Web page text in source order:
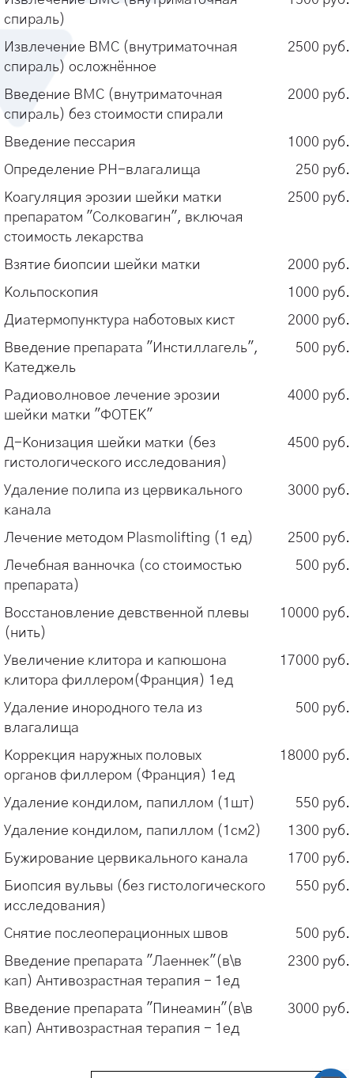
обследований.
Если вы планируете беременность,
сообщите об этом. Такой подход поможет
провести необходимые обследования и
дать рекомендации по подготовке к
зачатию.
симптомов.
Регулярные визиты позволяют своевременно
выявить и предотвратить развитие серьезных
заболеваний; контролировать состояние
репродуктивной системы; получать
планированию семьи; проходить скрининговые
обследования (например, мазок на
онкоцитологию).
Запишитесь на консультацию в «АРТМЕД» в
— залог хорошего самочувствия и высокого
качества жизни.
Для записи на прием позвоните по телефону
или воспользуйтесь формой онлайн-записи на
нашем сайте. Опытные врачи-гинекологи
нашей клиники готовы оказать вам
квалифицированную медицинскую помощь.
Доверьте заботу о себе профессионалам!
Записаться на консультацию к гинекологу в
Казани — это первый шаг к крепкому здоровью и
хорошему самочувствию. Помните, что
профилактика всегда лучше лечения, поэтому
не пренебрегайте регулярными осмотрами у
гинеколога.
спираль)
Извлечение ВМС (внутриматочная
спираль) осложнённое
2500 руб.
Введение ВМС (внутриматочная
спираль) без стоимости спирали
2000 руб.
Введение пессария
1000 руб.
Определение РН-влагалища
250 руб.
Коагуляция эрозии шейки матки
препаратом "Солковагин", включая
стоимость лекарства
2500 руб.
Взятие биопсии шейки матки
2000 руб.
Кольпоскопия
1000 руб.
Диатермопунктура наботовых кист
2000 руб.
Введение препарата "Инстиллагель",
Катеджель
500 руб.
Радиоволновое лечение эрозии
шейки матки "ФОТЕК"
4000 руб.
Д-Конизация шейки матки (без
гистологического исследования)
4500 руб.
Удаление полипа из цервикального
канала
3000 руб.
Лечение методом Plasmolifting (1 ед)
2500 руб.
Лечебная ванночка (со стоимостью
препарата)
500 руб.
Восстановление девственной плевы
(нить)
10000 руб.
Увеличение клитора и капюшона
клитора филлером(Франция) 1ед
17000 руб.
Удаление инородного тела из
влагалища
500 руб.
Коррекция наружных половых
органов филлером (Франция) 1ед
18000 руб.
Удаление кондилом, папиллом (1шт)
550 руб.
Удаление кондилом, папиллом (1см2)
1300 руб.
Бужирование цервикального канала
1700 руб.
Биопсия вульвы (без гистологического
исследования)
550 руб.
Снятие послеоперационных швов
500 руб.
Введение препарата "Лаеннек"(в\в
кап) Антивозрастная терапия - 1ед
2300 руб.
Введение препарата "Пинеамин"(в\в
кап) Антивозрастная терапия - 1ед
3000 руб.